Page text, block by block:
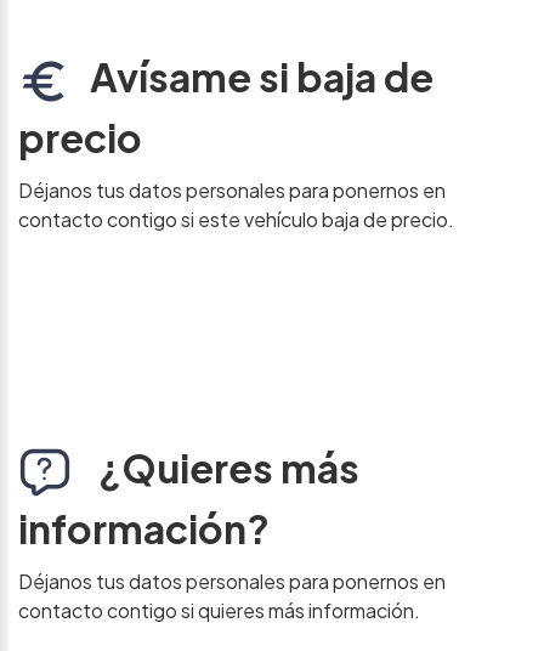
Avísame si baja de
precio
Déjanos tus datos personales para ponernos en
contacto contigo si este vehículo baja de precio.
¿Quieres más
información?
Déjanos tus datos personales para ponernos en
contacto contigo si quieres más información.